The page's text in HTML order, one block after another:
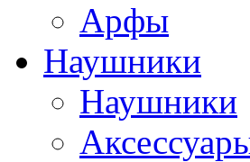
Арфы
Наушники
Наушники